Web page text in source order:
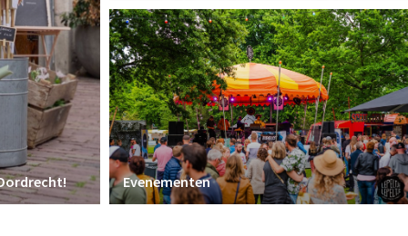
Evenementen